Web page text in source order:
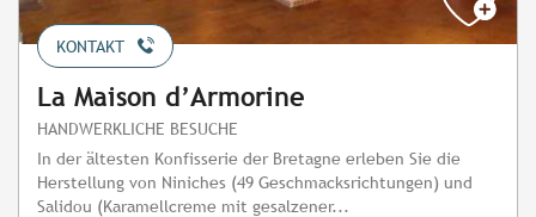
KONTAKT
La Maison d’Armorine
HANDWERKLICHE BESUCHE
In der ältesten Konfisserie der Bretagne erleben Sie die
Herstellung von Niniches (49 Geschmacksrichtungen) und
Salidou (Karamellcreme mit gesalzener...